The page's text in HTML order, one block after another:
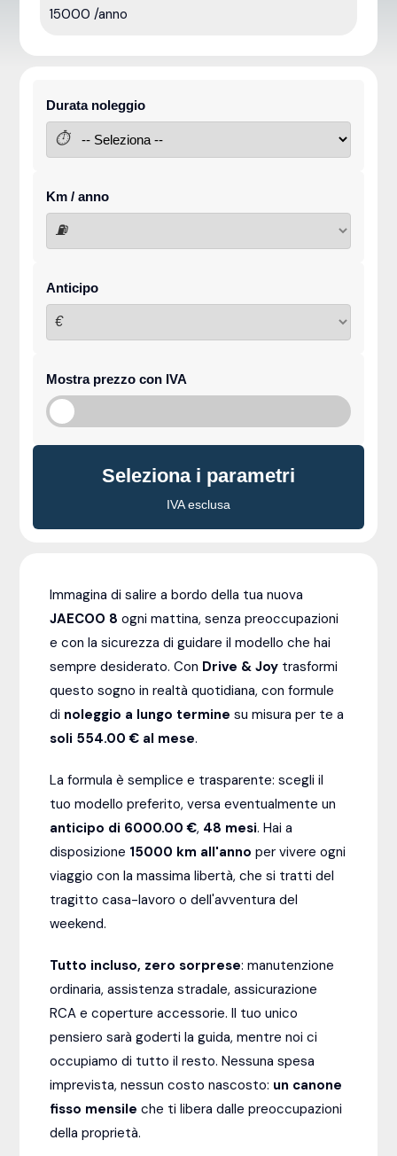
15000 /anno
Durata noleggio
⏱
Km / anno
⛽
Anticipo
€
Mostra prezzo con IVA
Seleziona i parametri
IVA esclusa
Immagina di salire a bordo della tua nuova
JAECOO 8 ogni mattina, senza preoccupazioni
e con la sicurezza di guidare il modello che hai
sempre desiderato. Con Drive & Joy trasformi
questo sogno in realtà quotidiana, con formule
di noleggio a lungo termine su misura per te a
soli 554.00 € al mese.
La formula è semplice e trasparente: scegli il
tuo modello preferito, versa eventualmente un
anticipo di 6000.00 €, 48 mesi. Hai a
disposizione 15000 km all'anno per vivere ogni
viaggio con la massima libertà, che si tratti del
tragitto casa-lavoro o dell'avventura del
weekend.
Tutto incluso, zero sorprese: manutenzione
ordinaria, assistenza stradale, assicurazione
RCA e coperture accessorie. Il tuo unico
pensiero sarà goderti la guida, mentre noi ci
occupiamo di tutto il resto. Nessuna spesa
imprevista, nessun costo nascosto: un canone
fisso mensile che ti libera dalle preoccupazioni
della proprietà.